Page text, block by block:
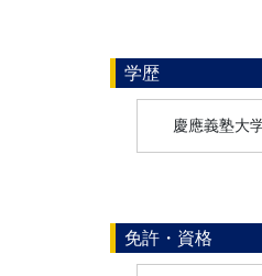
学歴
慶應義塾大
免許・資格